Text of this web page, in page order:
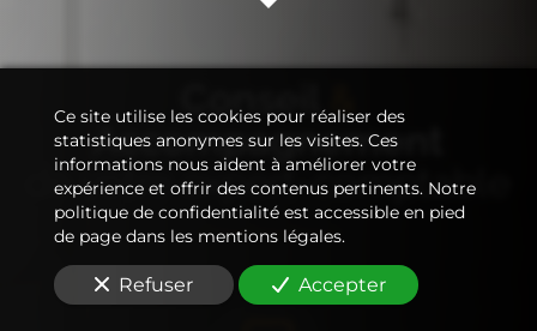
Conseil &
Accompagnement
de votreexpert-comptable
Ce site utilise les cookies pour réaliser des
statistiques anonymes sur les visites. Ces
informations nous aident à améliorer votre
expérience et offrir des contenus pertinents. Notre
politique de confidentialité est accessible en pied
de page dans les mentions légales.
Refuser Accepter